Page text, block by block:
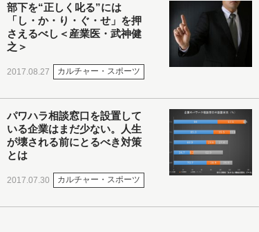
部下を“正しく叱る”には
「し・か・り・ぐ・せ」を押
さえるべし＜産業医・武神健
之＞
2017.08.27 カルチャー・スポーツ
パワハラ相談窓口を設置して
いる企業はまだ少ない。人生
が壊される前にとるべき対策
とは
2017.07.30 カルチャー・スポーツ